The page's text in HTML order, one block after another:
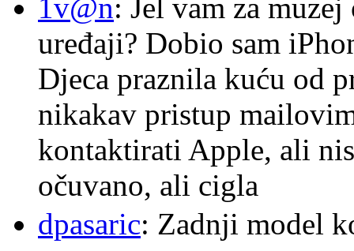
1v@n: Jel vam za
uređaji? Dobio sam
Djeca praznila kuću od
nikakav pristup
kontaktirati Apple, ali
očuvano, ali cigla
dpasaric: Zadnji model